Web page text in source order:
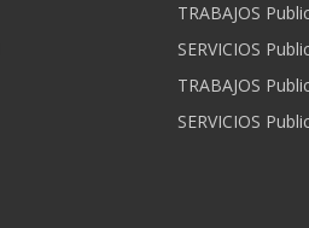
TRABAJOS
SERVICIOS
TRABAJOS
SERVICIOS